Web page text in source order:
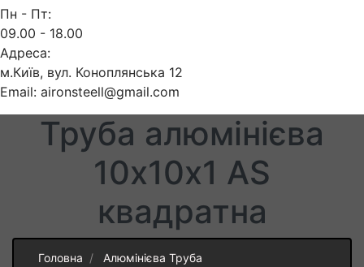
Пн - Пт:
09.00 - 18.00
Адреса:
м.Київ, вул. Коноплянська 12
Email: aironsteell@gmail.com
Труба алюмінієва
10х10х1 AS
квадратна
Головна
Алюмінієва Труба